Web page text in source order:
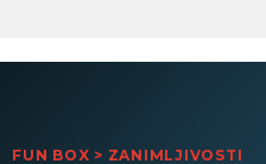
FUN BOX > ZANIMLJIVOSTI